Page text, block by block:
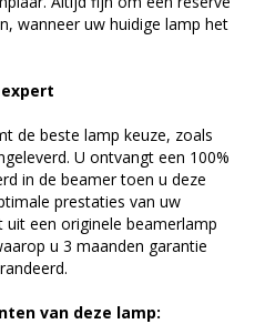
wanneer uw huidige lamp het
de beste lamp keuze, zoals
U ontvangt een 100%
in de beamer toen u deze
prestaties van uw
een originele beamerlamp
u 3 maanden garantie
van deze lamp: